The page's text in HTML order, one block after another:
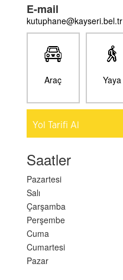
E-mail
kutuphane@kayseri.bel.tr
Araç Yaya
Yol Tarifi Al
Saatler
Pazartesi
Salı
Çarşamba
Perşembe
Cuma
Cumartesi
Pazar